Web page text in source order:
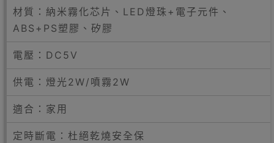
材質：納米霧化芯片、LED燈珠+電子元件、
ABS+PS塑膠、矽膠
電壓：DC5V
供電：燈光2W/噴霧2W
適合：家用
定時斷電：杜絕乾燒安全保